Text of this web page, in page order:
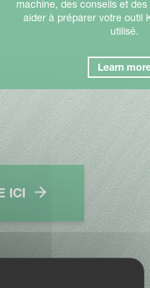
machine, des conseils et
aider à préparer votre outil
utilisé.
Learn
ICI